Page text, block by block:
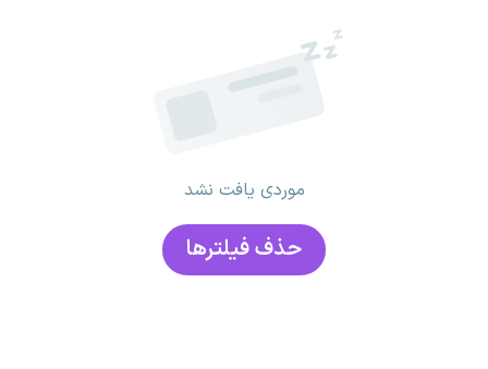
موردی یافت نشد
حذف فیلتر‌ها